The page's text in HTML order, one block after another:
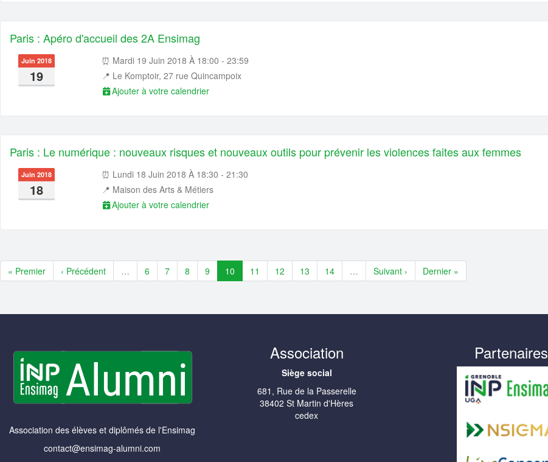
Paris : Apéro d'accueil des 2A Ensimag
Juin 2018
19
⏰ Mardi 19 Juin 2018 À 18:00 - 23:59
📍 Le Komptoir, 27 rue Quincampoix
Ajouter à votre calendrier
Paris : Le numérique : nouveaux risques et nouveaux outils pour prévenir les violences faites aux femmes
Juin 2018
18
⏰ Lundi 18 Juin 2018 À 18:30 - 21:30
📍 Maison des Arts & Métiers
Ajouter à votre calendrier
« Premier ‹ Précédent … 6 7 8 9 10 11 12 13 14 … Suivant › Dernier »
Association des élèves et diplômés de l'Ensimag
contact@ensimag-alumni.com
Association
Siège social
681, Rue de la Passerelle
38402 St Martin d'Hères
cedex
Partenaires